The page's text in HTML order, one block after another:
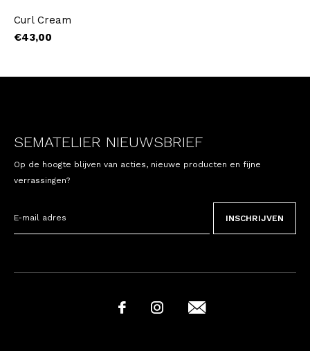
Curl Cream
€43,00
SEMATELIER NIEUWSBRIEF
Op de hoogte blijven van acties, nieuwe producten en fijne
verrassingen?
INSCHRIJVEN